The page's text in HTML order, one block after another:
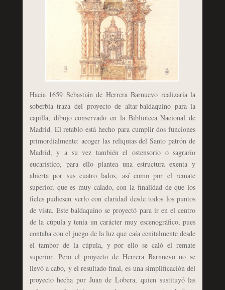
Hacia 1659 Sebastián de Herrera Barnuevo realizaría la
soberbia traza del proyecto de altar-baldaquino para la
capilla, dibujo conservado en la Biblioteca Nacional de
Madrid. El retablo está hecho para cumplir dos funciones
primordialmente: acoger las reliquias del Santo patrón de
Madrid, y a su vez también el ostensorio o sagrario
eucarístico, para ello plantea una estructura exenta y
abierta por sus cuatro lados, así como por el remate
superior, que es muy calado, con la finalidad de que los
fieles pudiesen verlo con claridad desde todos los puntos
de vista. Este baldaquino se proyectó para ir en el centro
de la cúpula y tenía un carácter muy escenográfico, pues
contaba con el juego de la luz que caía cenitalmente desde
el tambor de la cúpula, y por ello se caló el remate
superior. Pero el proyecto de Herrera Barnuevo no se
llevó a cabo, y el resultado final, es una simplificación del
proyecto hecha por Juan de Lobera, quien sustituyó las